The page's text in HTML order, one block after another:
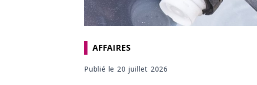
AFFAIRES
Publié le 20 juillet 2026